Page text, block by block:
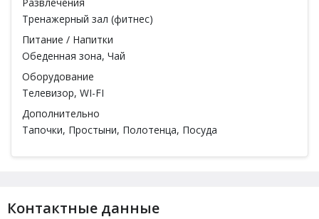
Тренажерный зал (фитнес)
Питание / Напитки
Обеденная зона, Чай
Оборудование
Телевизор, WI-FI
Дополнительно
Тапочки, Простыни, Полотенца, Посуда
Контактные данные